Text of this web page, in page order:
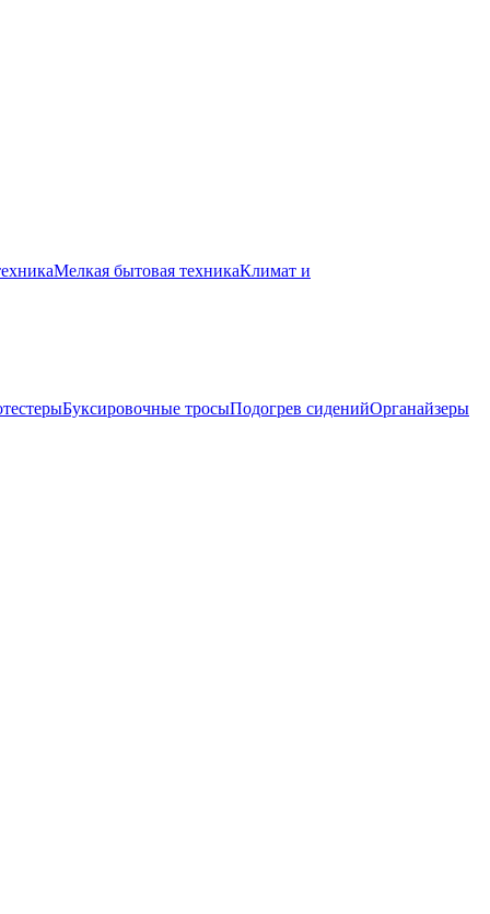
Мелкая бытовая техникаКлимат и
Буксировочные тросыПодогрев сиденийОрганайзеры